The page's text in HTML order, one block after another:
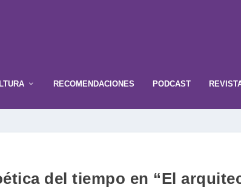
RECOMENDACIONES PODCAST
del tiempo en “El